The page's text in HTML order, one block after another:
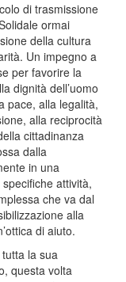
di trasmissione
ormai
della cultura
Un impegno a
per favorire la
dignità dell’uomo
pace, alla legalità,
alla reciprocità
cittadinanza
dalla
in una
attività,
che va dal
alla
di aiuto.
la sua
questa volta